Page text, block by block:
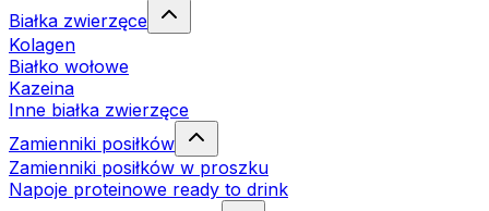
Białka zwierzęce
Kolagen
Białko wołowe
Kazeina
Inne białka zwierzęce
Zamienniki posiłków
Zamienniki posiłków w proszku
Napoje proteinowe ready to drink